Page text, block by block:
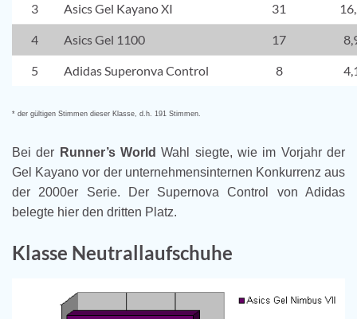
3 Asics Gel Kayano XI 31
4 Asics Gel 1100 17
5 Adidas Superonva Control 8
* der gültigen Stimmen dieser Klasse, d.h. 191 Stimmen.
Bei der Runner’s WorldWahl siegte, wie im Vorjahr der
Gel Kayano vor der unternehmensinternen Konkurrenz aus
der 2000er Serie. Der Supernova Control von Adidas
belegte hier den dritten Platz.
Klasse Neutrallaufschuhe